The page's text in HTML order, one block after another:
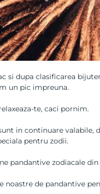
si dupa clasificarea
un pic impreuna.
te, caci pornim.
in continuare valabile,
pentru zodii.
pandantive zodiacale din
noastre de pandantive